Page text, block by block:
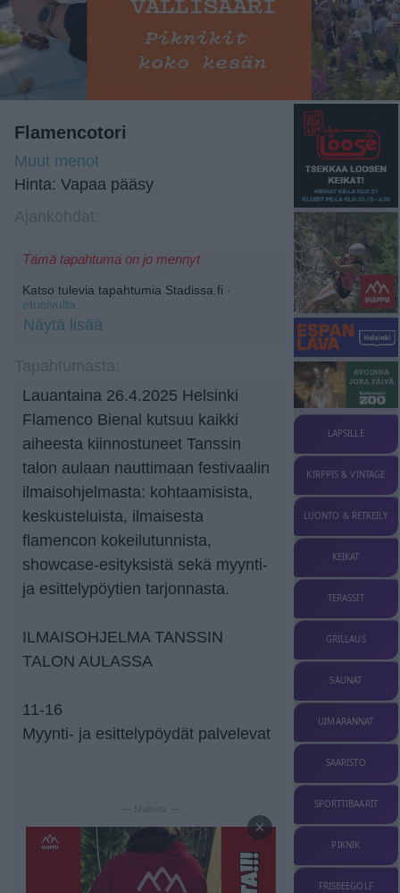
Flamencotori
Muut menot
Hinta: Vapaa pääsy
Tämä tapahtuma on jo mennyt
Katso tulevia tapahtumia Stadissa.fi -
etusivulta.
Näytä lisää
Lauantaina 26.4.2025 Helsinki
Flamenco Bienal kutsuu kaikki
aiheesta kiinnostuneet Tanssin
talon aulaan nauttimaan festivaalin
ilmaisohjelmasta: kohtaamisista,
keskusteluista, ilmaisesta
flamencon kokeilutunnista,
showcase-esityksistä sekä myynti-
ja esittelypöytien tarjonnasta.
ILMAISOHJELMA TANSSIN
TALON AULASSA
11-16
Myynti- ja esittelypöydät palvelevat
— Mainos —
×
LAPSILLE
KIRPPIS & VINTAGE
LUONTO & RETKEILY
KEIKAT
TERASSIT
GRILLAUS
SAUNAT
UIMARANNAT
SAARISTO
SPORTTIBAARIT
PIKNIK
FRISBEEGOLF